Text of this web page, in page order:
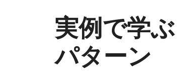
実例で学
パターン